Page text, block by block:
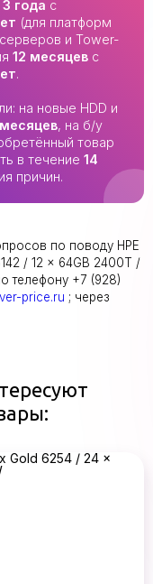
3 года с
(для платформ
и Tower-
12 месяцев с
.
на новые HDD и
, на б/у
товар
в течение 14
причин.
по поводу HPE
/ 12 x 64GB 2400T /
телефону +7 (928)
price.ru ; через